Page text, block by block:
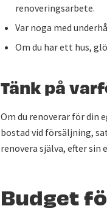
renoveringsarbete.
Var noga med
Om du har ett hus,
Tänk på
Om du renoverar för din
bostad vid försäljning,
renovera själva, efter sin
Budget